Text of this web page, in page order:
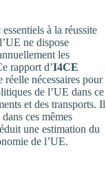
à la réussite
ne dispose
les
rapport d’I4CE
réelle nécessaires pour
de l’UE dans ce
et des transports. Il
ces mêmes
une estimation du
de l’UE.